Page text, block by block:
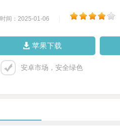
时间：2025-01-06
苹果下载
安卓市场，安全绿色